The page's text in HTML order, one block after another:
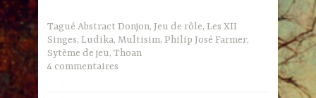
TaguéAbstract Donjon,Jeu de rôle,Les XII
Singes,Ludika,Multisim,Philip José Farmer,
Sytème de jeu,Thoan
4 commentaires